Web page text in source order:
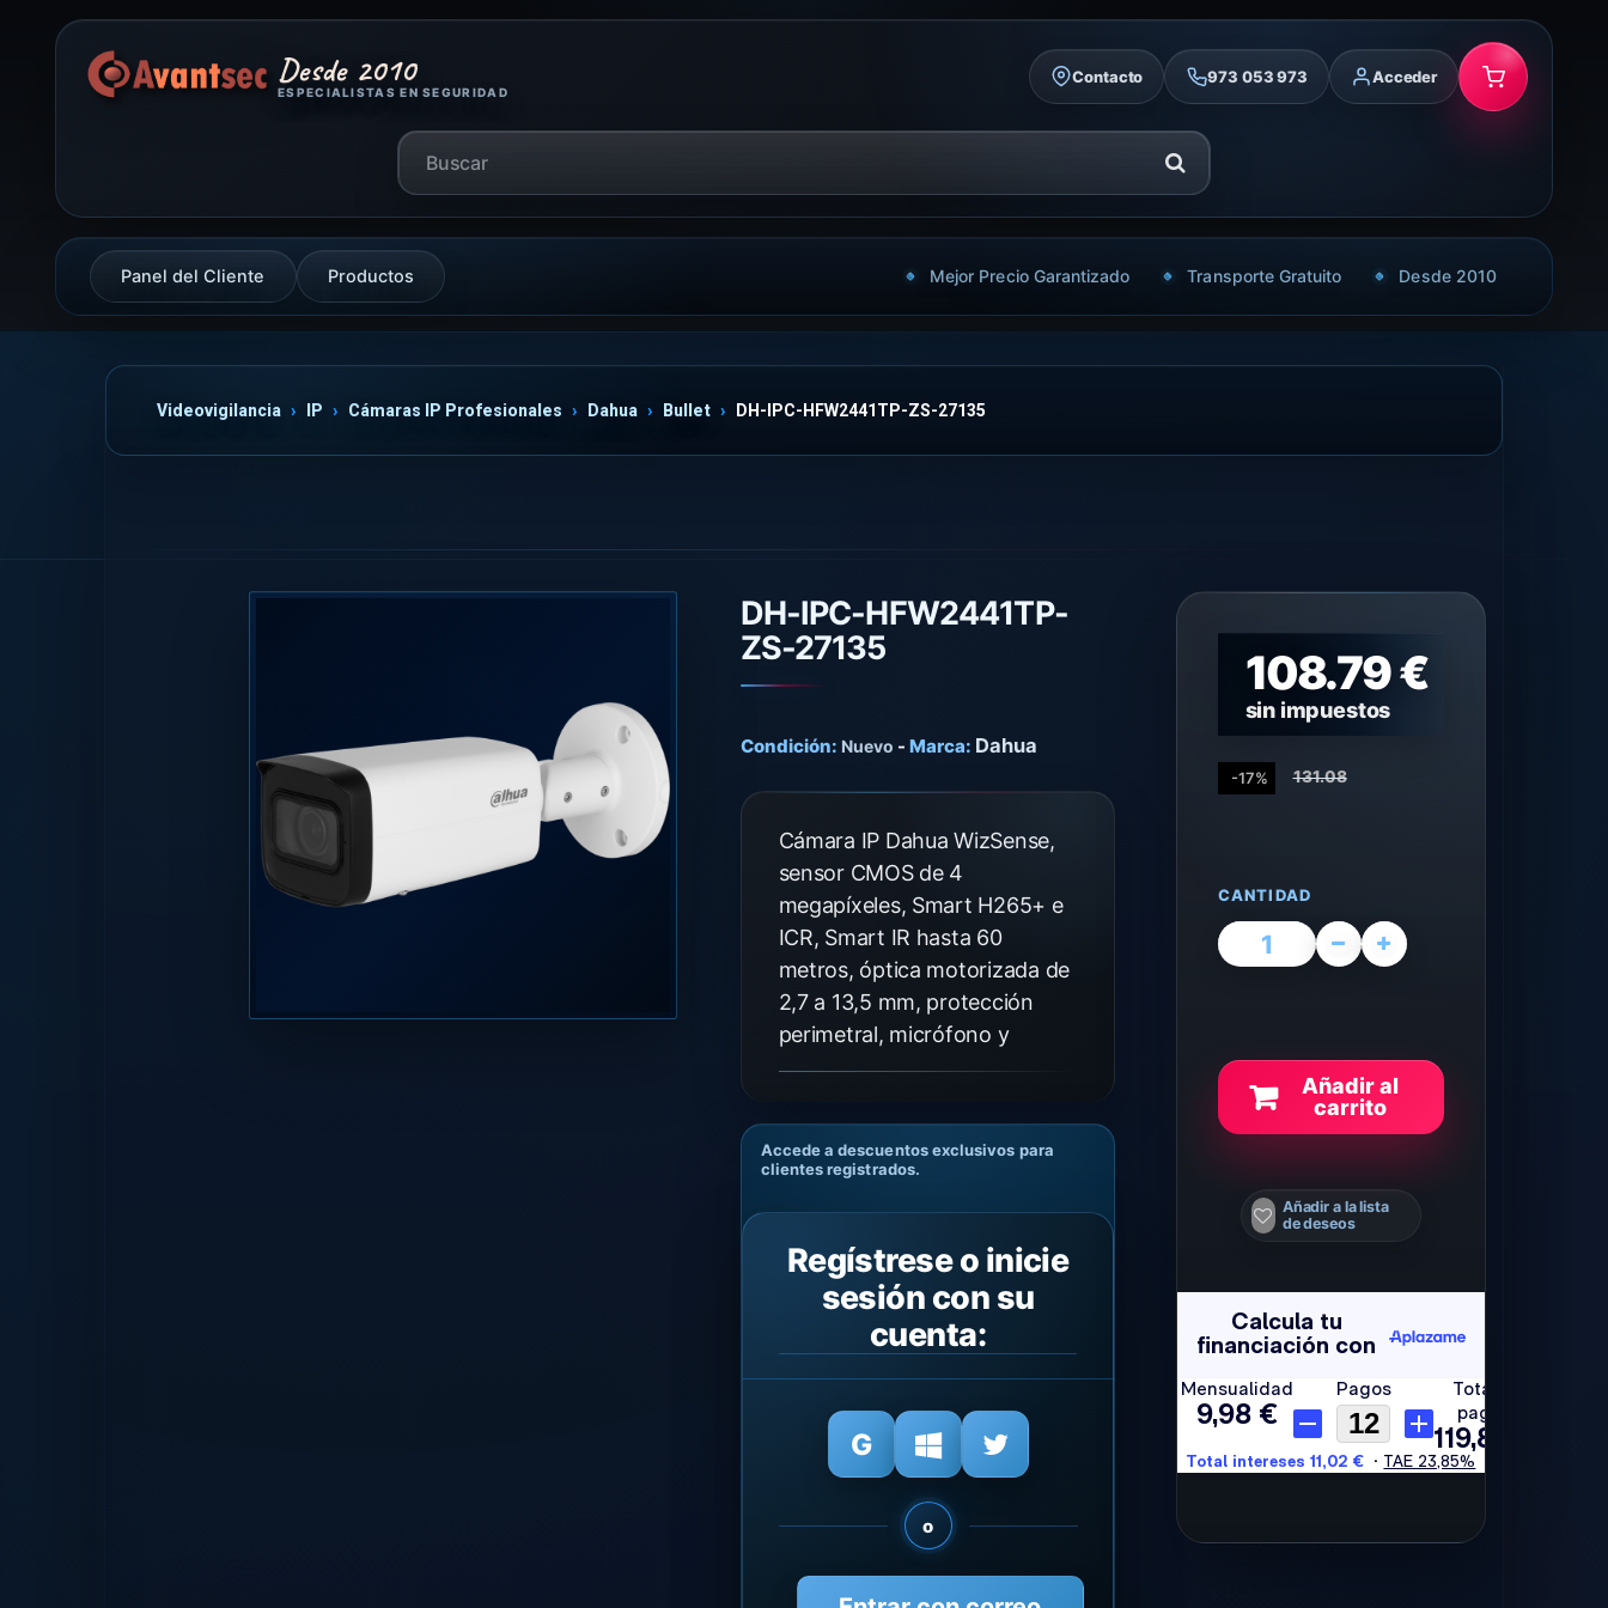
Desde 2010
ESPECIALISTAS EN SEGURIDAD
Contacto 973 053 973 Acceder
Panel del Cliente Productos Mejor Precio Garantizado Transporte Gratuito Desde 2010
Videovigilancia IP Cámaras IP Profesionales Dahua Bullet DH-IPC-HFW2441TP-ZS-27135
DH-IPC-HFW2441TP-
ZS-27135
Condición: Nuevo - Marca: Dahua
Cámara IP Dahua WizSense,
sensor CMOS de 4
megapíxeles, Smart H265+ e
ICR, Smart IR hasta 60
metros, óptica motorizada de
2,7 a 13,5 mm, protección
perimetral, micrófono y
Accede a descuentos exclusivos para
clientes registrados.
Regístrese o inicie
sesión con su
cuenta:
o
108.79 €
sin impuestos
-17% 131.08
CANTIDAD
Añadir al
carrito
Añadir a la lista
de deseos